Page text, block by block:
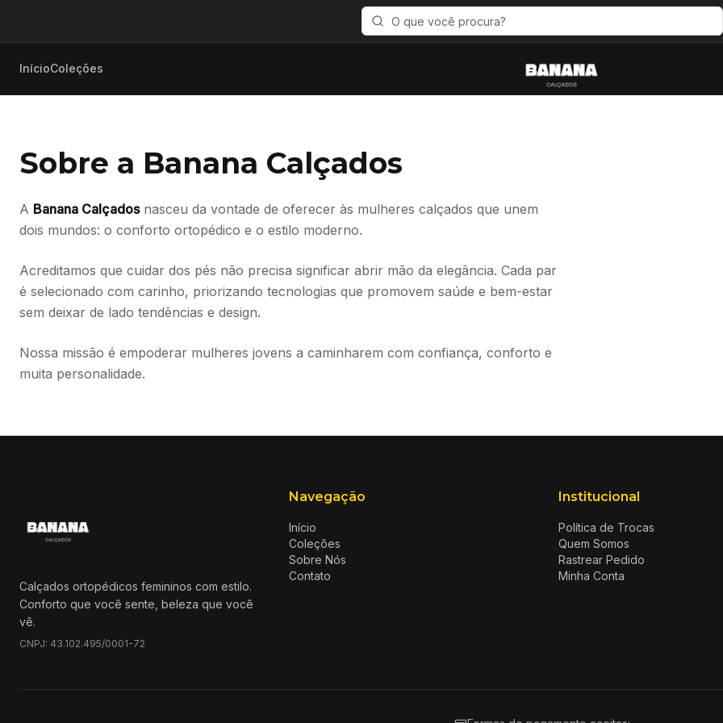
InícioColeções
Sobre a Banana Calçados
A Banana Calçadosnasceu da vontade de oferecer às mulheres calçados que unem
dois mundos: o conforto ortopédico e o estilo moderno.
Acreditamos que cuidar dos pés não precisa significar abrir mão da elegância. Cada par
é selecionado com carinho, priorizando tecnologias que promovem saúde e bem-estar
sem deixar de lado tendências e design.
Nossa missão é empoderar mulheres jovens a caminharem com confiança, conforto e
muita personalidade.
Calçados ortopédicos femininos com estilo.
Conforto que você sente, beleza que você
vê.
CNPJ: 43.102.495/0001-72
Navegação
Início
Coleções
Sobre Nós
Contato
Institucional
Política de Trocas
Quem Somos
Rastrear Pedido
Minha Conta